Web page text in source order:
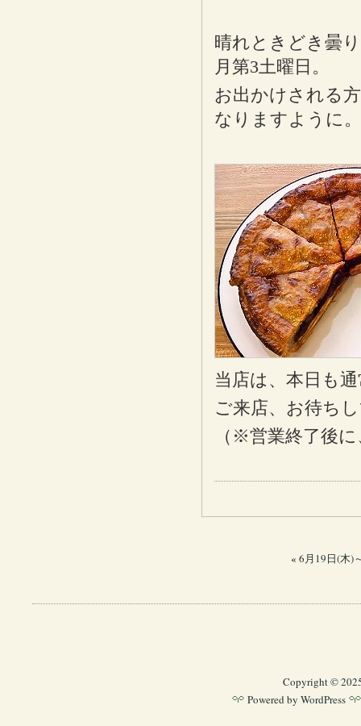
晴れときどき曇
月第3土曜日。
お出かけされる
なりますように。
当店は、本日も
ご来店、お待ち
（※営業終了後
« 6月19日(木)
Copyright ©
Powered by WordPress